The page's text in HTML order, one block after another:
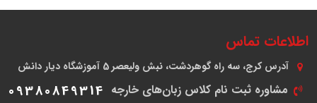
اطلاعات تماس
آدرس کرج، سه راه گوهردشت، نبش ولیعصر 5 آموزشگاه دیار دانش
مشاوره ثبت نام کلاس زبان‌های خارجه 09380849314